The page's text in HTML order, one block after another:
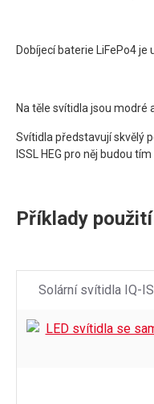
Dobíjecí baterie LiFePo4
Na těle svítidla jsou
Svítidla představují skvělý
ISSL HEG pro něj budou
Příklady
Solární svítidla IQ-